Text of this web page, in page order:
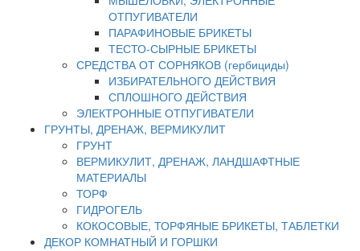
ОТПУГИВАТЕЛИ
ПАРАФИНОВЫЕ БРИКЕТЫ
ТЕСТО-СЫРНЫЕ БРИКЕТЫ
СРЕДСТВА ОТ СОРНЯКОВ (гербициды)
ИЗБИРАТЕЛЬНОГО ДЕЙСТВИЯ
СПЛОШНОГО ДЕЙСТВИЯ
ЭЛЕКТРОННЫЕ ОТПУГИВАТЕЛИ
ГРУНТЫ, ДРЕНАЖ, ВЕРМИКУЛИТ
ГРУНТ
ВЕРМИКУЛИТ, ДРЕНАЖ, ЛАНДШАФТНЫЕ
МАТЕРИАЛЫ
ТОРФ
ГИДРОГЕЛЬ
КОКОСОВЫЕ, ТОРФЯНЫЕ БРИКЕТЫ, ТАБЛЕТКИ
ДЕКОР КОМНАТНЫЙ И ГОРШКИ